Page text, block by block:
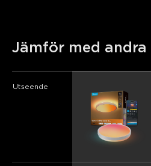
Jämför med andra
Utseende